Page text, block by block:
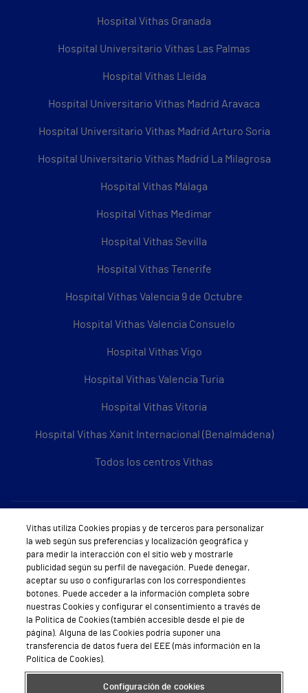
Hospital Vithas Granada
Hospital Universitario Vithas Las Palmas
Hospital Vithas Lleida
Hospital Universitario Vithas Madrid Aravaca
Hospital Universitario Vithas Madrid Arturo Soria
Hospital Universitario Vithas Madrid La Milagrosa
Hospital Vithas Málaga
Hospital Vithas Medimar
Hospital Vithas Sevilla
Hospital Vithas Tenerife
Hospital Vithas Valencia 9 de Octubre
Hospital Vithas Valencia Consuelo
Hospital Vithas Vigo
Hospital Vithas Valencia Turia
Hospital Vithas Vitoria
Hospital Vithas Xanit Internacional (Benalmádena)
Todos los centros Vithas
Sobre Vithas
Quiénes somos
Trabajar en Vithas
Teléfono Cita Médica
Teléfono Atención al Cliente
Política de seguridad y salud en el trabajo
Conoce a Supervita
Vithas utiliza Cookies propias y de terceros para personalizar
la web según sus preferencias y localización geográfica y
para medir la interacción con el sitio web y mostrarle
publicidad según su perfil de navegación. Puede denegar,
aceptar su uso o configurarlas con los correspondientes
botones. Puede acceder a la información completa sobre
nuestras Cookies y configurar el consentimiento a través de
la Política de Cookies (también accesible desde el pie de
página). Alguna de las Cookies podría suponer una
transferencia de datos fuera del EEE (más información en la
Política de Cookies).
Configuración de cookies